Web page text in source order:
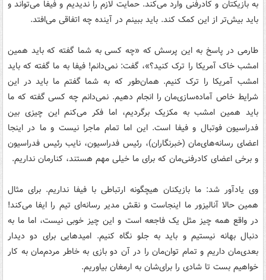
به بازیکتان و کادرفنی وارد می‌کند. حمایت لازم را ندیدیم و فیفا می‌تواند و
باید بیش‌تر از این کمک کند. باید ببینم در آینده چه اتفاقی می‌افتد.
طارمی در پاسخ به این پرسش که «چه کسی به شما گفته که باید همین
امشب خاک آمریکا را ترک کنید؟»، گفت: نمی‌دانم! فیفا به ما گفته که باید
امشب آمریکا را ترک کنیم. همان‌طور که به شما گفتم ما باید در این
شرایط خاص آماده‌سازی‌مان را انجام دهیم. نمی‌دانم چه کسی گفته که ما
باید همین امشب به مکزیک برگردیم، اما فکر می‌کنم این چیزی بین
فدراسیون فوتبال و فیفا است. این اما تمام ماجرا نیست و ما در اینجا
اعضای رسانه‌های‌مان (خبرنگاران)، رئیس فدراسیون‌، نایب‌ رئیس فدراسیون‌
و برخی اعضای کادرفنی‌مان که برای ما خیلی مهم هستند، کنارمان نداریم.
وی یادآور شد: ما بازیکنان هیچگونه ارتباطی با فیفا نداریم. برای مثال
همین حالا آنالیزور ما اینجاست و نقش مدیر رسانه‌ای تیم را ایفا می‌کند!
در واقع همه چیز مثل یک فاجعه است و این چیز خوبی نیست، اما ما به
دنبال بهانه‌ نیستیم و باید به جلو نگاه کنیم. امیدهایی برای دو دیدار
بعدی‌مان داریم و تمام توان‌مان را در آن دو بازی به خاطر مردم‌مان به کار
خواهیم بست تا شادی را برای‌شان به ارمغان بیاوریم.